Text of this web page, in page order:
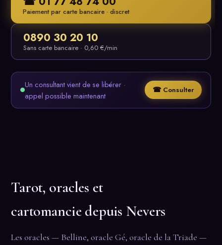
Paiement par carte bancaire · discret
0890 30 20 10
Sans carte bancaire · 0,60 €/min
Un consultant vient de se libérer ·
appel possible maintenant
☎ Consulter
Tarot, oracles et
cartomancie depuis Nevers
Les oracles — Belline, oracle Gé, oracle de la Triade —